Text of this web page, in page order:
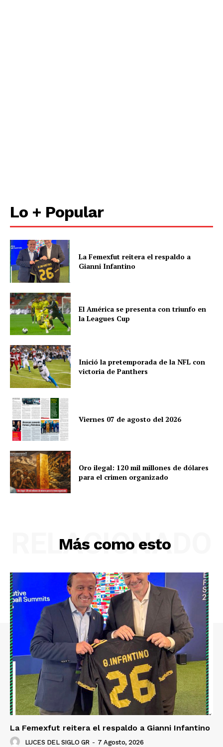
Lo + Popular
La Femexfut reitera el respaldo a
Gianni Infantino
El América se presenta con triunfo en
la Leagues Cup
Inició la pretemporada de la NFL con
victoria de Panthers
Viernes 07 de agosto del 2026
Oro ilegal: 120 mil millones de dólares
para el crimen organizado
Más como esto
RELACIONADO
La Femexfut reitera el respaldo a Gianni Infantino
LUCES DEL SIGLO GR - 7 Agosto, 2026